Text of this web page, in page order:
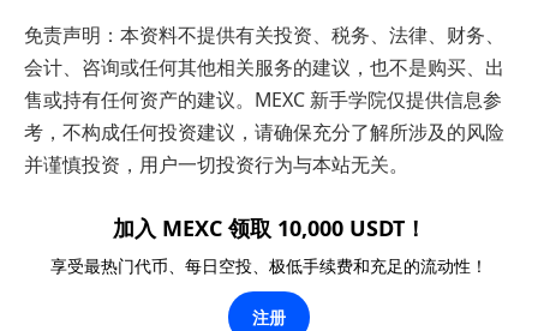
免责声明：本资料不提供有关投资、税务、法律、财务、
会计、咨询或任何其他相关服务的建议，也不是购买、出
售或持有任何资产的建议。MEXC 新手学院仅提供信息参
考，不构成任何投资建议，请确保充分了解所涉及的风险
并谨慎投资，用户一切投资行为与本站无关。
加入 MEXC 领取 10,000 USDT！
享受最热门代币、每日空投、极低手续费和充足的流动性！
注册